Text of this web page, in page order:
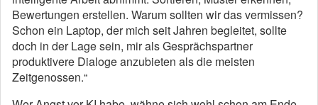
Bewertungen erstellen. Warum sollten wir das vermissen?
Schon ein Laptop, der mich seit Jahren begleitet, sollte
doch in der Lage sein, mir als Gesprächspartner
produktivere Dialoge anzubieten als die meisten
Zeitgenossen.“